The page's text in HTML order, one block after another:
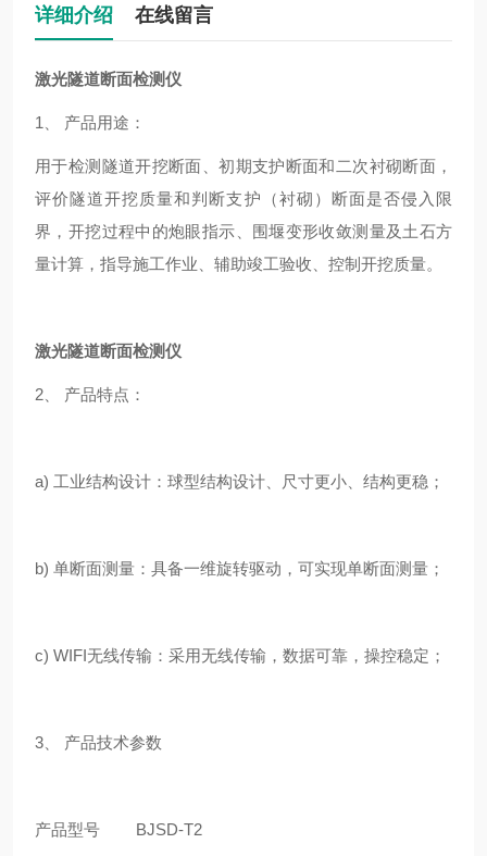
详细介绍 在线留言
激光隧道断面检测仪
1、 产品用途：
用于检测隧道开挖断面、初期支护断面和二次衬砌断面，
评价隧道开挖质量和判断支护（衬砌）断面是否侵入限
界，开挖过程中的炮眼指示、围堰变形收敛测量及土石方
量计算，指导施工作业、辅助竣工验收、控制开挖质量。
激光隧道断面检测仪
2、 产品特点：
a) 工业结构设计：球型结构设计、尺寸更小、结构更稳；
b) 单断面测量：具备一维旋转驱动，可实现单断面测量；
c) WIFI无线传输：采用无线传输，数据可靠，操控稳定；
3、 产品技术参数
产品型号 BJSD-T2